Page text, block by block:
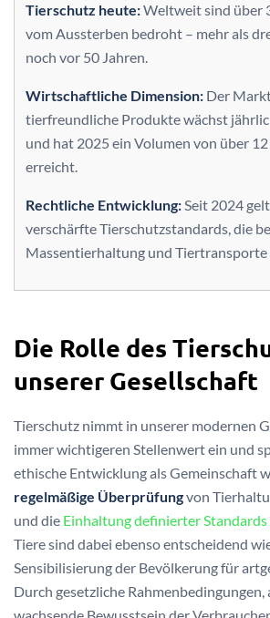
Tierschutz heute:Weltweit sind über
vom Aussterben bedroht – mehr als
noch vor 50 Jahren.
Wirtschaftliche Dimension: Der
tierfreundliche Produkte wächst
und hat 2025 ein Volumen von über
erreicht.
Rechtliche Entwicklung:Seit 2024
verschärfte Tierschutzstandards, die
Massentierhaltung und
Die Rolle des
unserer Gesellschaft
Tierschutz nimmt in unserer modernen
immer wichtigeren Stellenwert ein und
ethische Entwicklung als Gemeinschaft
regelmäßige Überprüfungvon
und die Einhaltung definierter
Tiere sind dabei ebenso entscheidend
Sensibilisierung der Bevölkerung für
Durch gesetzliche Rahmenbedingungen,